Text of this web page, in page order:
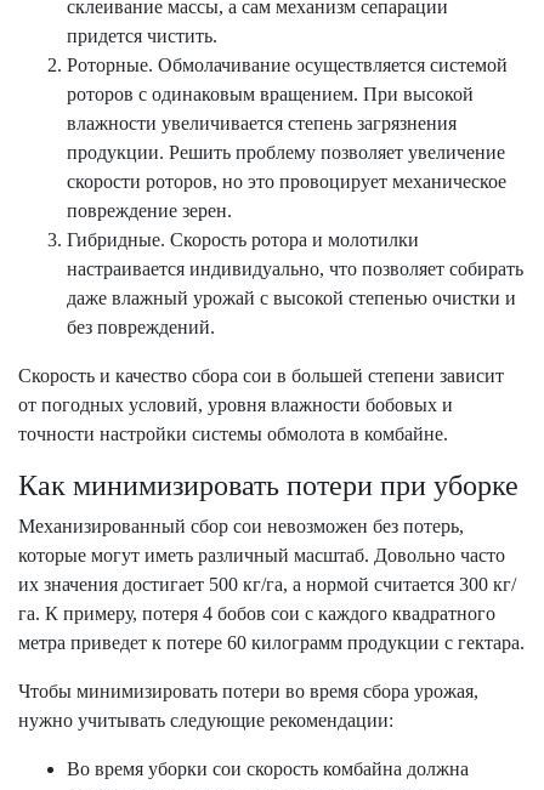
склеивание массы, а сам механизм сепарации
придется чистить.
Роторные. Обмолачивание осуществляется системой
роторов с одинаковым вращением. При высокой
влажности увеличивается степень загрязнения
продукции. Решить проблему позволяет увеличение
скорости роторов, но это провоцирует механическое
повреждение зерен.
Гибридные. Скорость ротора и молотилки
настраивается индивидуально, что позволяет собирать
даже влажный урожай с высокой степенью очистки и
без повреждений.
Скорость и качество сбора сои в большей степени зависит
от погодных условий, уровня влажности бобовых и
точности настройки системы обмолота в комбайне.
Как минимизировать потери при уборке
Механизированный сбор сои невозможен без потерь,
которые могут иметь различный масштаб. Довольно часто
их значения достигает 500 кг/га, а нормой считается 300 кг/
га. К примеру, потеря 4 бобов сои с каждого квадратного
метра приведет к потере 60 килограмм продукции с гектара.
Чтобы минимизировать потери во время сбора урожая,
нужно учитывать следующие рекомендации:
Во время уборки сои скорость комбайна должна